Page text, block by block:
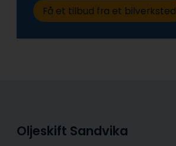
Få et tilbud fra et bilverksted
Oljeskift Sandvika